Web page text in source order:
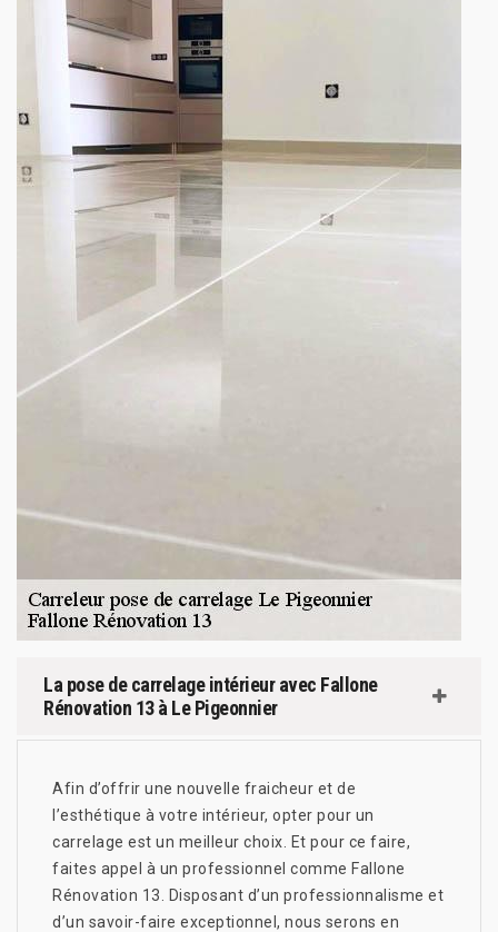
La pose de carrelage intérieur avec Fallone
Rénovation 13 à Le Pigeonnier
Afin d’offrir une nouvelle fraicheur et de
l’esthétique à votre intérieur, opter pour un
carrelage est un meilleur choix. Et pour ce faire,
faites appel à un professionnel comme Fallone
Rénovation 13. Disposant d’un professionnalisme et
d’un savoir-faire exceptionnel, nous serons en